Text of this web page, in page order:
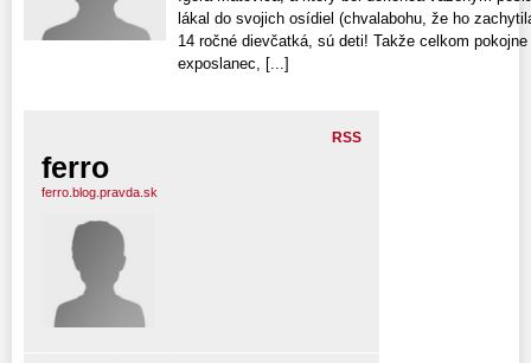
lákal do svojich osídiel (chvalabohu, že ho
14 ročné dievčatká, sú deti! Takže celkom
exposlanec, [...]
RSS
ferro
ferro.blog.pravda.sk